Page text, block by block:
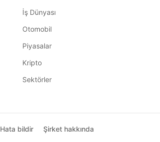
İş Dünyası
Otomobil
Piyasalar
Kripto
Sektörler
Hata bildir Şirket hakkında